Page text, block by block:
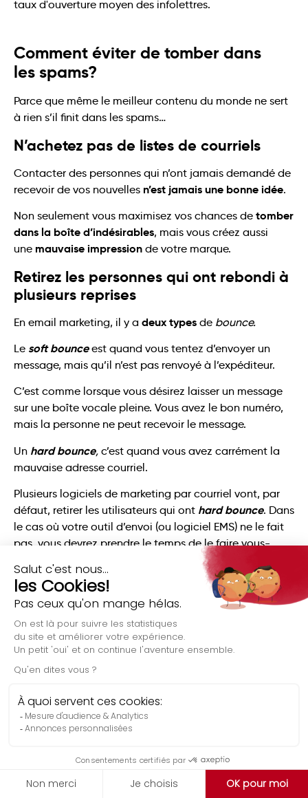
Évaluation gratuite
Comment éviter de tomber dans
les spams?
Parce que même le meilleur contenu du monde ne sert
à rien s’il finit dans les spams…
N’achetez pas de listes de courriels
Contacter des personnes qui n’ont jamais demandé de
recevoir de vos nouvelles n’est jamais une bonne idée.
Non seulement vous maximisez vos chances de tomber
dans la boîte d’indésirables, mais vous créez aussi
une mauvaise impression de votre marque.
Retirez les personnes qui ont rebondi à
plusieurs reprises
En email marketing, il y a deux types de bounce.
Le soft bounceest quand vous tentez d’envoyer un
message, mais qu’il n’est pas renvoyé à l’expéditeur.
C’est comme lorsque vous désirez laisser un message
sur une boîte vocale pleine. Vous avez le bon numéro,
mais la personne ne peut recevoir le message.
Un hard bounce, c’est quand vous avez carrément la
mauvaise adresse courriel.
Plusieurs logiciels de marketing par courriel vont, par
défaut, retirer les utilisateurs qui ont hard bounce. Dans
le cas où votre outil d’envoi (ou logiciel EMS) ne le fait
pas, vous devrez prendre le temps de le faire vous-
Nettoyez régulièrement votre base de
données
De la même façon que vousfaites le ménage
maison chaque semaine, il faut faire de même avec vos
courriels. Avoir des milliers d’utilisateurs ne veut rien
Au moinsdeux fois par année
temps de retirer les personnes inactives de votre
💡 Certains logiciels d’email marketing, comme Klaviyo,
permettent de créer des automatisations pour vous